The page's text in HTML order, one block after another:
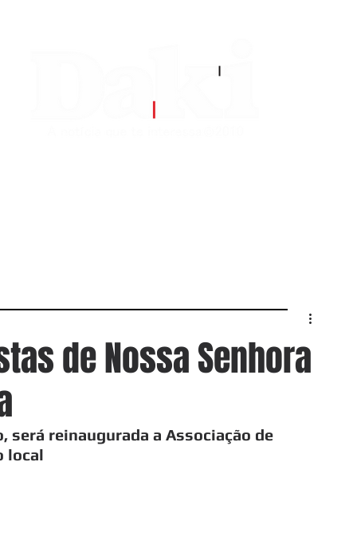
de Nossa Senhora
será reinaugurada a Associação de
local